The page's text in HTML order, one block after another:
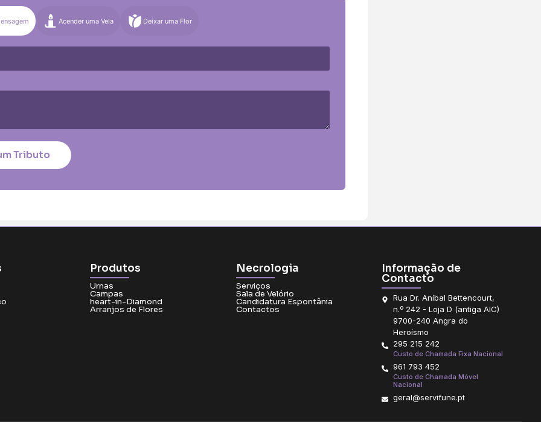
Acender uma Vela Deixar uma Flor
Tributo
Produtos
Urnas
Campas
heart-in-Diamond
Arranjos de Flores
Necrologia
Serviços
Sala de Velório
Candidatura Espontânia
Contactos
Informação de
Contacto
Rua Dr. Aníbal Bettencourt,
n.º 242 - Loja D (antiga AIC)
9700-240 Angra do
Heroísmo
295 215 242
Custo de Chamada Fixa Nacional
961 793 452
Custo de Chamada Móvel
Nacional
geral@servifune.pt